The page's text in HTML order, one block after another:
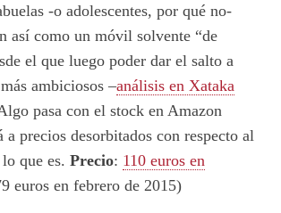
-o adolescentes, por qué no-
así como un móvil solvente “de
el que luego poder dar el salto a
ambiciosos –análisis en Xataka
pasa con el stock en Amazon
a precios desorbitados con respecto al
que es. Precio: 110 euros en
euros en febrero de 2015)